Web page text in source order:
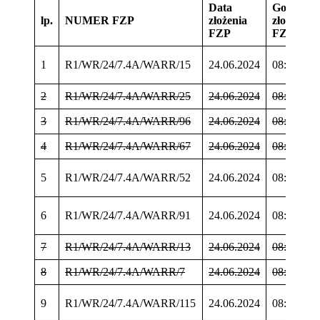
lp. NUMER FZP
Data
złożenia
FZP
Godzina
złożenia
FZP
1 R1/WR/24/7.4A/WARR/15 24.06.2024 08:08:45
2 R1/WR/24/7.4A/WARR/25 24.06.2024 08:11:19
3 R1/WR/24/7.4A/WARR/96 24.06.2024 08:13:59
4 R1/WR/24/7.4A/WARR/67 24.06.2024 08:14:55
5 R1/WR/24/7.4A/WARR/52 24.06.2024 08:15:51
6 R1/WR/24/7.4A/WARR/91 24.06.2024 08:18:10
7 R1/WR/24/7.4A/WARR/13 24.06.2024 08:18:55
8 R1/WR/24/7.4A/WARR/7 24.06.2024 08:18:58
9 R1/WR/24/7.4A/WARR/115 24.06.2024 08:19:30